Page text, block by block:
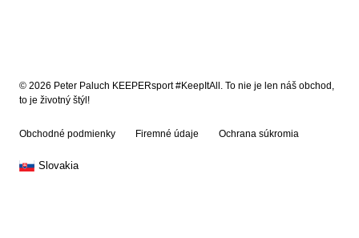
© 2026 Peter Paluch KEEPERsport #KeepItAll. To nie je len náš obchod,
to je životný štýl!
Obchodné podmienky Firemné údaje Ochrana súkromia
Slovakia